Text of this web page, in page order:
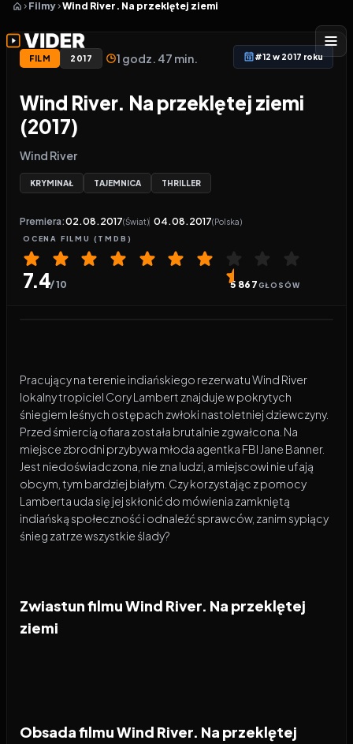
Filmy Wind River. Na przeklętej ziemi
FILM 2017 1 godz. 47 min. #12 w 2017 roku
Wind River. Na przeklętej ziemi
(2017)
Wind River
KRYMINAŁ TAJEMNICA THRILLER
Premiera:02.08.2017(Świat) 04.08.2017(Polska)
OCENA FILMU (TMDB)
7.4/ 10 5 867GŁOSÓW
Pracujący na terenie indiańskiego rezerwatu Wind River
lokalny tropiciel Cory Lambert znajduje w pokrytych
śniegiem leśnych ostępach zwłoki nastoletniej dziewczyny.
Przed śmiercią ofiara została brutalnie zgwałcona. Na
miejsce zbrodni przybywa młoda agentka FBI Jane Banner.
Jest niedoświadczona, nie zna ludzi, a miejscowi nie ufają
obcym, tym bardziej białym. Czy korzystając z pomocy
Lamberta uda się jej skłonić do mówienia zamkniętą
indiańską społeczność i odnaleźć sprawców, zanim sypiący
śnieg zatrze wszystkie ślady?
Zwiastun filmu Wind River. Na przeklętej
ziemi
Obsada filmu Wind River. Na przeklętej